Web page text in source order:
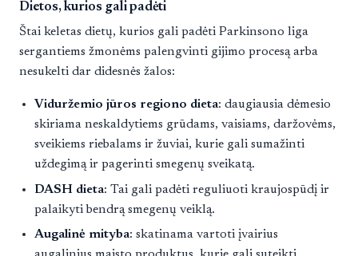
Dietos, kurios gali padėti
Štai keletas dietų, kurios gali padėti Parkinsono liga
sergantiems žmonėms palengvinti gijimo procesą arba
nesukelti dar didesnės žalos:
Viduržemio jūros regiono dieta: daugiausia dėmesio
skiriama neskaldytiems grūdams, vaisiams, daržovėms,
sveikiems riebalams ir žuviai, kurie gali sumažinti
uždegimą ir pagerinti smegenų sveikatą.
DASH dieta: Tai gali padėti reguliuoti kraujospūdį ir
palaikyti bendrą smegenų veiklą.
Augalinė mityba: skatinama vartoti įvairius